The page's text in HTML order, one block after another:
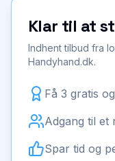
Klar til at
Indhent tilbud fra
Handyhand.dk.
Få 3 gratis
Adgang til
Spar tid og